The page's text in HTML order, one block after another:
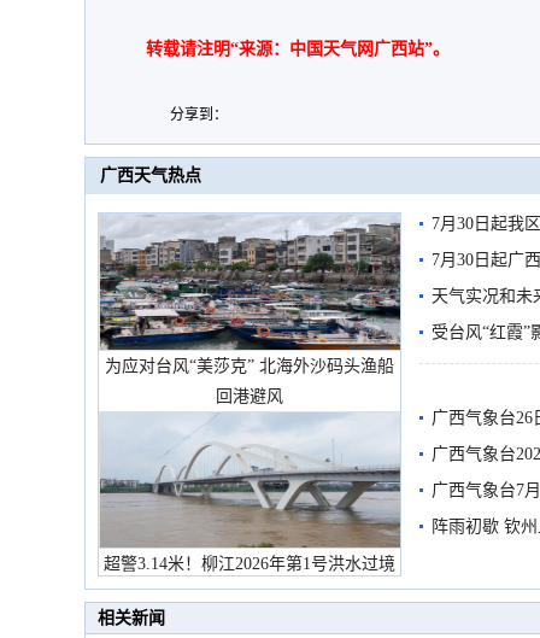
转载请注明“来源：中国天气网广西站”。
分享到：
广西天气热点
为应对台风“美莎克” 北海外沙码头渔船
回港避风
超警3.14米！柳江2026年第1号洪水过境
市民在堤岸见证汛况
7月30日起我
7月30日起广
天气实况和未
受台风“红霞”
有较强降雨
广西气象台26
广西气象台
预警
广西气象台7
阵雨初歇 钦
相关新闻